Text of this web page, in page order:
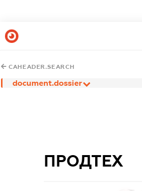
CAHEADER.SEARCH
document.dossier
ПРОДТЕХ